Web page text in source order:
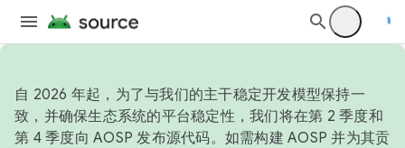
自 2026 年起，为了与我们的主干稳定开发模型保持一
致，并确保生态系统的平台稳定性，我们将在第 2 季度和
第 4 季度向 AOSP 发布源代码。如需构建 AOSP 并为其贡